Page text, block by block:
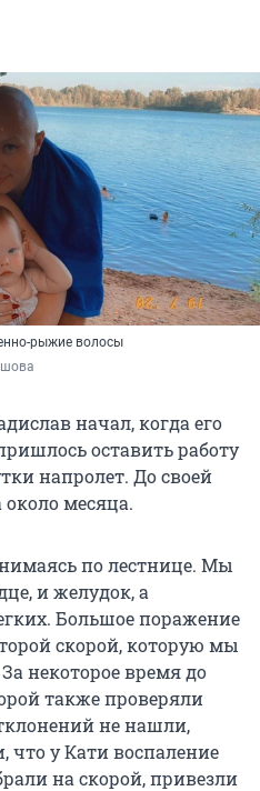
рыжие волосы
начал, когда его
оставить работу
напролет. До своей
месяца.
по лестнице. Мы
и желудок, а
Большое поражение
скорой, которую мы
некоторое время до
также проверяли
не нашли,
у Кати воспаление
на скорой, привезли